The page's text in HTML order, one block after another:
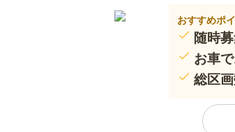
おすすめポ
随時
お車
総区